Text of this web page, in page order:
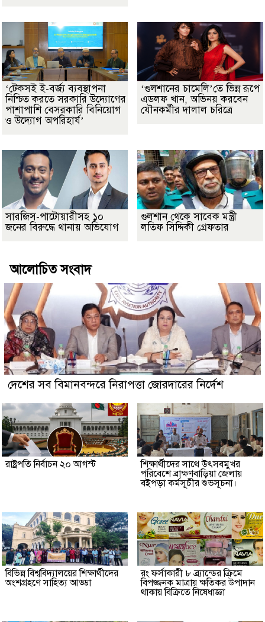
‘টেকসই ই-বর্জ্য ব্যবস্থাপনা
নিশ্চিত করতে সরকারি উদ্যোগের
পাশাপাশি বেসরকারি বিনিয়োগ
ও উদ্যোগ অপরিহার্য’
‘গুলশানের চামেলি’তে ভিন্ন রূপে
এডলফ খান, অভিনয় করবেন
যৌনকর্মীর দালাল চরিত্রে
সারজিস-পাটোয়ারীসহ ১০
জনের বিরুদ্ধে থানায় অভিযোগ
গুলশান থেকে সাবেক মন্ত্রী
লতিফ সিদ্দিকী গ্রেফতার
আলোচিত সংবাদ
দেশের সব বিমানবন্দরে নিরাপত্তা জোরদারের নির্দেশ
রাষ্ট্রপতি নির্বাচন ২০ আগস্ট
শিক্ষার্থীদের সাথে উৎসবমুখর
পরিবেশে ব্রাক্ষণবাড়িয়া জেলায়
বইপড়া কর্মসূচীর শুভসূচনা।
বিভিন্ন বিশ্ববিদ্যালয়ের শিক্ষার্থীদের
অংশগ্রহণে সাহিত্য আড্ডা
রং ফর্সাকারী ৮ ব্র্যান্ডের ক্রিমে
বিপজ্জনক মাত্রায় ক্ষতিকর উপাদান
থাকায় বিক্রিতে নিষেধাজ্ঞা